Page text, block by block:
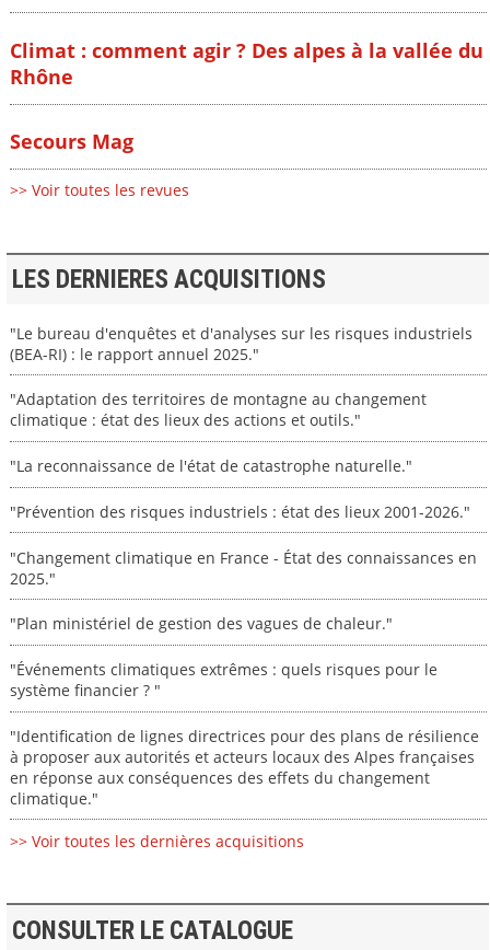
Climat : comment agir ? Des alpes à la vallée du
Rhône
Secours Mag
>> Voir toutes les revues
LES DERNIERES ACQUISITIONS
"Le bureau d'enquêtes et d'analyses sur les risques industriels
(BEA-RI) : le rapport annuel 2025."
"Adaptation des territoires de montagne au changement
climatique : état des lieux des actions et outils."
"La reconnaissance de l'état de catastrophe naturelle."
"Prévention des risques industriels : état des lieux 2001-2026."
"Changement climatique en France - État des connaissances en
2025."
"Plan ministériel de gestion des vagues de chaleur."
"Événements climatiques extrêmes : quels risques pour le
système financier ? "
"Identification de lignes directrices pour des plans de résilience
à proposer aux autorités et acteurs locaux des Alpes françaises
en réponse aux conséquences des effets du changement
climatique."
>> Voir toutes les dernières acquisitions
CONSULTER LE CATALOGUE